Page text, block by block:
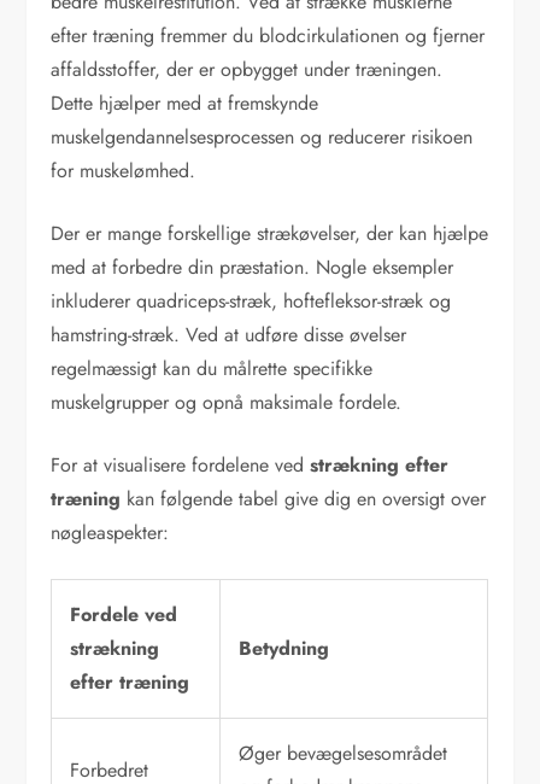
efter træning fremmer du blodcirkulationen og fjerner
affaldsstoffer, der er opbygget under træningen.
Dette hjælper med at fremskynde
muskelgendannelsesprocessen og reducerer risikoen
for muskelømhed.
Der er mange forskellige strækøvelser, der kan hjælpe
med at forbedre din præstation. Nogle eksempler
inkluderer quadriceps-stræk, hoftefleksor-stræk og
hamstring-stræk. Ved at udføre disse øvelser
regelmæssigt kan du målrette specifikke
muskelgrupper og opnå maksimale fordele.
For at visualisere fordelene vedstrækning efter
træning kan følgende tabel give dig en oversigt over
nøgleaspekter:
Fordele ved
strækning
efter træning
Betydning
Forbedret
Øger bevægelsesområdet